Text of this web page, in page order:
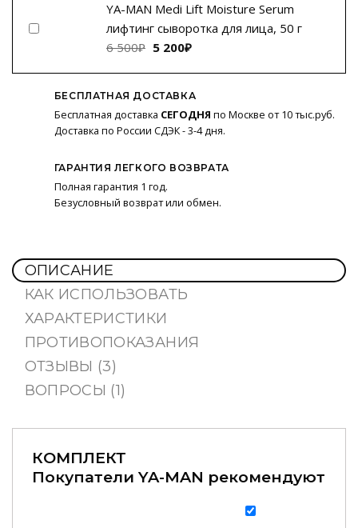
YA-MAN Medi Lift Moisture Serum
лифтинг сыворотка для лица, 50 г
6 500₽ Первоначальная
6
500₽.
5 200₽Текущая
200₽.
БЕСПЛАТНАЯ ДОСТАВКА
Бесплатная доставка СЕГОДНЯ по Москве от 10 тыс.руб.
Доставка по России СДЭК - 3-4 дня.
ГАРАНТИЯ ЛЕГКОГО ВОЗВРАТА
Полная гарантия 1 год.
Безусловный возврат или обмен.
ОПИСАНИЕ
КАК ИСПОЛЬЗОВАТЬ
ХАРАКТЕРИСТИКИ
ПРОТИВОПОКАЗАНИЯ
ОТЗЫВЫ (3)
ВОПРОСЫ (1)
КОМПЛЕКТ
Покупатели YA-MAN рекомендуют